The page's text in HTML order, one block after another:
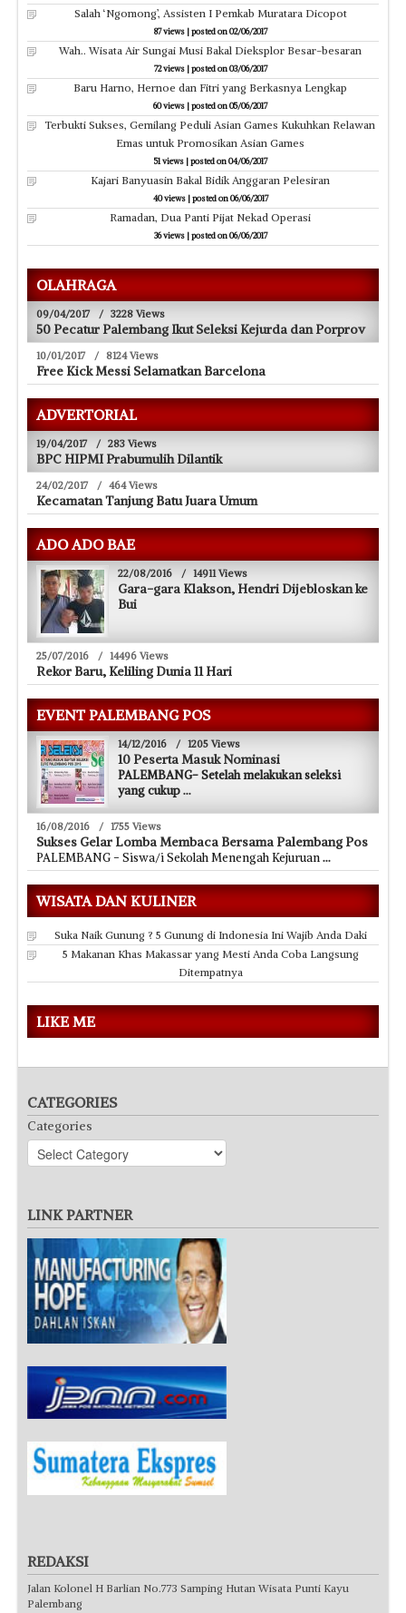
Salah ‘Ngomong’, Assisten I Pemkab Muratara Dicopot
87 views|posted on 02/06/2017
Wah.. Wisata Air Sungai Musi Bakal Dieksplor Besar-besaran
72 views|posted on 03/06/2017
Baru Harno, Hernoe dan Fitri yang Berkasnya Lengkap
60 views |posted on 05/06/2017
Terbukti Sukses, Gemilang Peduli Asian Games Kukuhkan Relawan
Emas untuk Promosikan Asian Games
51 views|posted on 04/06/2017
Kajari Banyuasin Bakal Bidik Anggaran Pelesiran
40 views|posted on 06/06/2017
Ramadan, Dua Panti Pijat Nekad Operasi
36 views|posted on 06/06/2017
OLAHRAGA
09/04/2017 / 3228 Views
50 Pecatur Palembang Ikut Seleksi Kejurda dan Porprov
10/01/2017 / 8124 Views
Free Kick Messi Selamatkan Barcelona
ADVERTORIAL
19/04/2017 / 283 Views
BPC HIPMI Prabumulih Dilantik
24/02/2017 / 464 Views
Kecamatan Tanjung Batu Juara Umum
ADO ADO BAE
22/08/2016 / 14911 Views
Gara-gara Klakson, Hendri Dijebloskan ke
Bui
25/07/2016 / 14496 Views
Rekor Baru, Keliling Dunia 11 Hari
EVENT PALEMBANG POS
14/12/2016 / 1205 Views
10 Peserta Masuk Nominasi
PALEMBANG- Setelah melakukan seleksi
yang cukup...
16/08/2016 / 1755 Views
Sukses Gelar Lomba Membaca Bersama Palembang Pos
PALEMBANG - Siswa/i Sekolah Menengah Kejuruan...
WISATA DAN KULINER
Suka Naik Gunung ? 5 Gunung di Indonesia Ini Wajib Anda Daki
5 Makanan Khas Makassar yang Mesti Anda Coba Langsung
Ditempatnya
LIKE ME
CATEGORIES
Categories
LINK PARTNER
REDAKSI
Jalan Kolonel H Barlian No.773 Samping Hutan Wisata Punti Kayu
Palembang